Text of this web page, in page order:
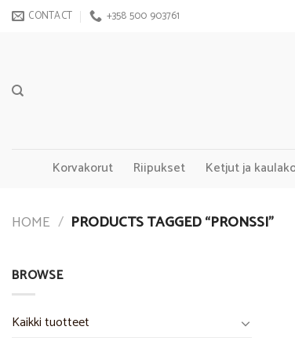
Skip CONTACT +358 500 903761
Korvakorut Riipukset Ketjut ja
HOME / PRODUCTS TAGGED “PRONSSI”
BROWSE
Kaikki tuotteet